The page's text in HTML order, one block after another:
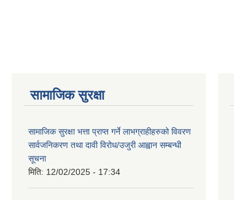
सामाजिक सुरक्षा
सामाजिक सुरक्षा भत्ता प्राप्त गर्ने लाभग्राहीहरुको विवरण
सार्वजनिकरण तथा दावी विरोध/उजुरी आह्वान सम्बन्धी
सूचना
मिति: 12/02/2025 - 17:34